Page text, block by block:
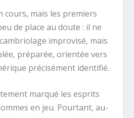
cours, mais les premiers
de place au doute : il ne
improvisé, mais
préparée, orientée vers
précisément identifié.
marqué les esprits
en jeu. Pourtant, au-